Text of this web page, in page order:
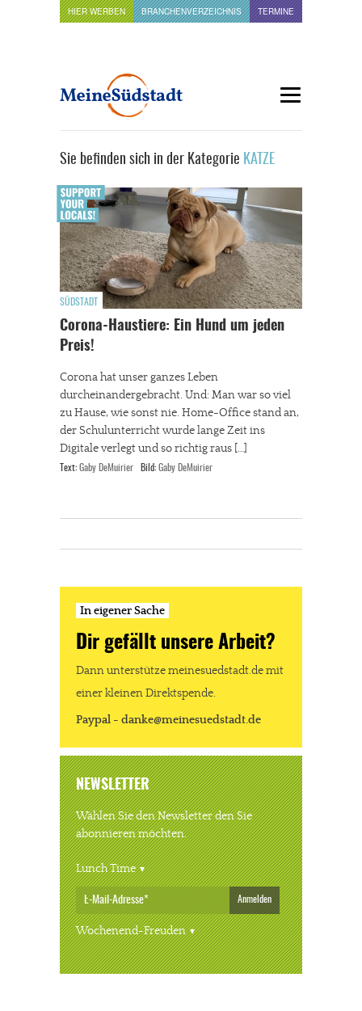
HIER WERBEN BRANCHENVERZEICHNIS TERMINE
Sie befinden sich in der Kategorie KATZE
SÜDSTADT
Corona-Haustiere: Ein Hund um jeden
Preis!
Corona hat unser ganzes Leben
durcheinandergebracht. Und: Man war so viel
zu Hause, wie sonst nie. Home-Office stand an,
der Schulunterricht wurde lange Zeit ins
Digitale verlegt und so richtig raus […]
Text: Gaby DeMuirier Bild: Gaby DeMuirier
In eigener Sache
Dir gefällt unsere Arbeit?
Dann unterstütze meinesuedstadt.de mit
einer kleinen Direktspende.
Paypal - danke@meinesuedstadt.de
NEWSLETTER
Wählen Sie den Newsletter den Sie
abonnieren möchten.
Lunch Time
Anmelden
Wochenend-Freuden